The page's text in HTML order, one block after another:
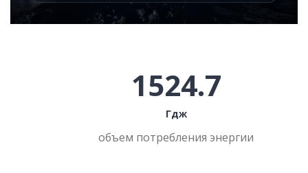
1524.7
Гдж
объем потребления энергии